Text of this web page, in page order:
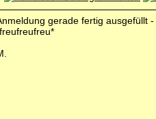
gerade fertig ausgefüllt